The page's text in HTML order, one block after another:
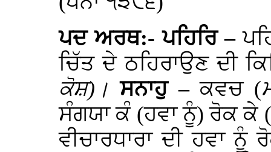
ਪਦ ਅਰਥ:- ਪਹਿਰਿ –
ਚਿੱਤ ਦੇ ਠਹਿਰਾਉਣ ਦੀ
ਕੋਸ਼)।ਸਨਾਹੁ –ਕਵਚ (
ਸੰਗਯਾ ਕੰ (ਹਵਾ ਨੂੰ) ਰੋਕ ਕੇ (
ਵੀਚਾਰਧਾਰਾ ਦੀ ਹਵਾ